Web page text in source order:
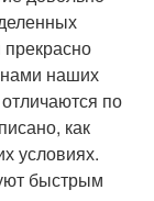
наших
по
как
условиях.
быстрым